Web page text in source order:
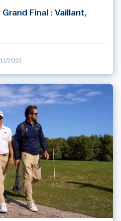
Final : Vaillant,
2023